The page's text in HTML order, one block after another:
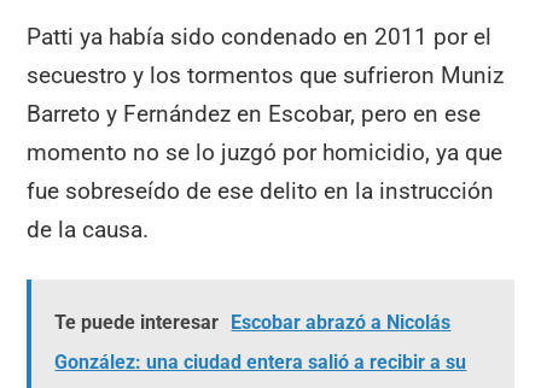
Patti ya había sido condenado en 2011 por el
secuestro y los tormentos que sufrieron Muniz
Barreto y Fernández en Escobar, pero en ese
momento no se lo juzgó por homicidio, ya que
fue sobreseído de ese delito en la instrucción
de la causa.
Te puede interesar Escobar abrazó a Nicolás
González: una ciudad entera salió a recibir a su